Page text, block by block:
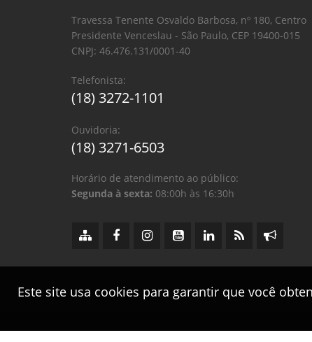
Este site usa cookies para garantir que você
Travessa Tenente Osvaldo Barbosa, nº 180, Centro
Presidente Venceslau - São Paulo, CEP 19400-015
CNPJ: 46.476.131/0001-40
Telefonista:
(18) 3272-1101
Ouvidoria:
(18) 3271-6503
Horário de atendimento ao público:
Segunda à sexta: 08:00h às 16:30h